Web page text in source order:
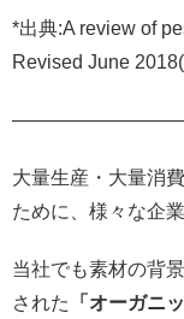
*出典:A review of
Revised June
大量生産・大量消
ために、様々な企
当社でも素材の背
された
「オーガニ